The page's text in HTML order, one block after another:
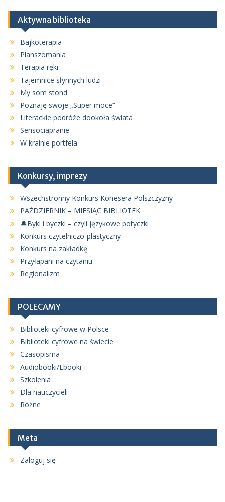
Aktywna biblioteka
Bajkoterapia
Planszomania
Terapia ręki
Tajemnice słynnych ludzi
My som stond
Poznaję swoje „Super moce”
Literackie podróże dookoła świata
Sensociapranie
W krainie portfela
Konkursy, imprezy
Wszechstronny Konkurs Konesera Polszczyzny
PAŹDZIERNIK – MIESIĄC BIBLIOTEK
🔔Byki i byczki – czyli językowe potyczki
Konkurs czytelniczo-plastyczny
Konkurs na zakładkę
Przyłapani na czytaniu
Regionalizm
POLECAMY
Biblioteki cyfrowe w Polsce
Biblioteki cyfrowe na świecie
Czasopisma
Audiobooki/Ebooki
Szkolenia
Dla nauczycieli
Różne
Meta
Zaloguj się